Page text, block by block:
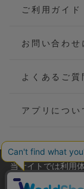
ご利用ガイド
お問い合わせ
よくあるご質
アプリについ
会社概要
当サイトでは利用
ラフィックの分析